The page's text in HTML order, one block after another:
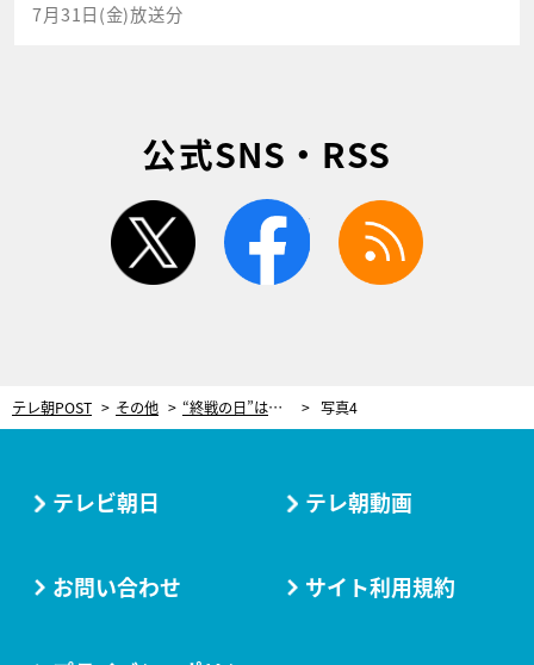
7月31日(金)放送分
公式SNS・RSS
twitter facebook
テレ朝POST その他 “終戦の日”は国によって違う？ 世界で異なる終戦の考え方を池上彰が解説 写真4
テレビ朝日 テレ朝動画
お問い合わせ サイト利用規約